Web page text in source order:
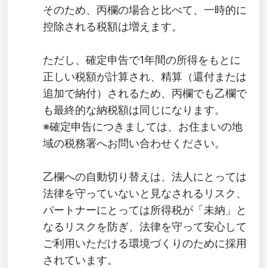
そのため、丙欄の場合と比べて、一時的に
控除される税額は増えます。
ただし、確定申告で1年間の所得をもとに
正しい税額が計算され、精算（還付または
追加で納付）されるため、丙欄でも乙欄で
も最終的な納税額は同じになります。
※確定申告につきましては、お住まいの地
域の税務署へお問い合わせください。
乙欄への自動切り替えは、法人にとっては
法律を守っていないと見なされるリスク、
パートナーにとっては所得税が「未納」と
なるリスクを防ぎ、法律を守って安心して
ご利用いただける環境づくりのために採用
されています。